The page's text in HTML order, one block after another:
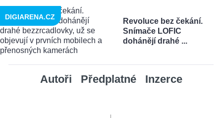
Revoluce bez čekání.
Snímače LOFIC
dohánějí drahé ...
DIGIARENA.CZ
Autoři Předplatné Inzerce